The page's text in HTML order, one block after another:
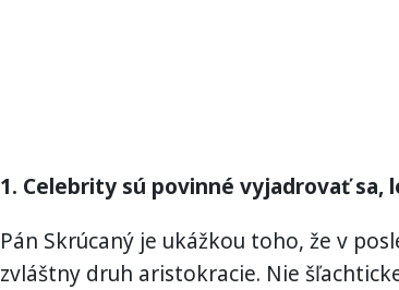
1. Celebrity sú povinné vyjadrovať sa,
Pán Skrúcaný je ukážkou toho, že v
zvláštny druh aristokracie. Nie